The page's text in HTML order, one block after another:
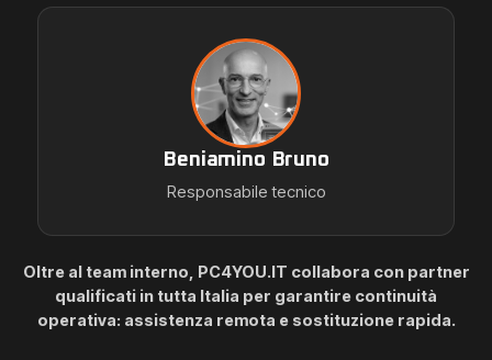
Beniamino Bruno
Responsabile tecnico
Oltre al team interno, PC4YOU.IT collabora con partner
qualificati in tutta Italia per garantire continuità
operativa: assistenza remota e sostituzione rapida.